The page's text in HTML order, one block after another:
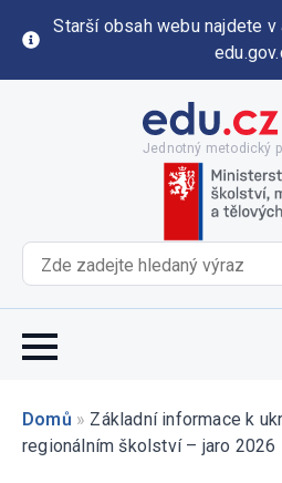
Starší obsah webu najdete
Jednotný metodický
Domů » Základní informace k
regionálním školství – jaro 2026